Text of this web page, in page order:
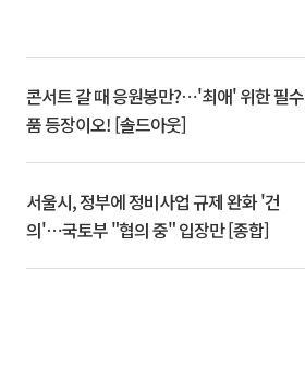
콘서트 갈 때 응원봉만?⋯'최애' 위한 필수
품 등장이오! [솔드아웃]
서울시, 정부에 정비사업 규제 완화 '건
의'⋯국토부 "협의 중" 입장만 [종합]